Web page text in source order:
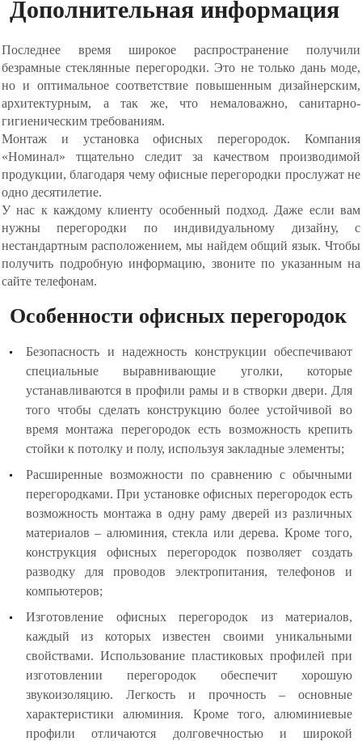
Дополнительная информация
Последнее время широкое распространение получили
безрамные стеклянные перегородки. Это не только дань моде,
но и оптимальное соответствие повышенным дизайнерским,
архитектурным, а так же, что немаловажно, санитарно-
гигиеническим требованиям.
Монтаж и установка офисных перегородок. Компания
«Номинал» тщательно следит за качеством производимой
продукции, благодаря чему офисные перегородки прослужат не
одно десятилетие.
У нас к каждому клиенту особенный подход. Даже если вам
нужны перегородки по индивидуальному дизайну, с
нестандартным расположением, мы найдем общий язык. Чтобы
получить подробную информацию, звоните по указанным на
сайте телефонам.
Особенности офисных перегородок
Безопасность и надежность конструкции обеспечивают
специальные выравнивающие уголки, которые
устанавливаются в профили рамы и в створки двери. Для
того чтобы сделать конструкцию более устойчивой во
время монтажа перегородок есть возможность крепить
стойки к потолку и полу, используя закладные элементы;
Расширенные возможности по сравнению с обычными
перегородками. При установке офисных перегородок есть
возможность монтажа в одну раму дверей из различных
материалов – алюминия, стекла или дерева. Кроме того,
конструкция офисных перегородок позволяет создать
разводку для проводов электропитания, телефонов и
компьютеров;
Изготовление офисных перегородок из материалов,
каждый из которых известен своими уникальными
свойствами. Использование пластиковых профилей при
изготовлении перегородок обеспечит хорошую
звукоизоляцию. Легкость и прочность – основные
характеристики алюминия. Кроме того, алюминиевые
профили отличаются долговечностью и широкой